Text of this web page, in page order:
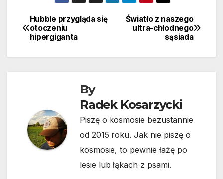
Nawigacja
wpisu
Światło z naszego
ultra-chłodnego
sąsiada
Hubble przygląda się
otoczeniu
hipergiganta
By
Radek Kosarzycki
Piszę o kosmosie bezustannie
od 2015 roku. Jak nie piszę o
kosmosie, to pewnie łażę po
lesie lub łąkach z psami.